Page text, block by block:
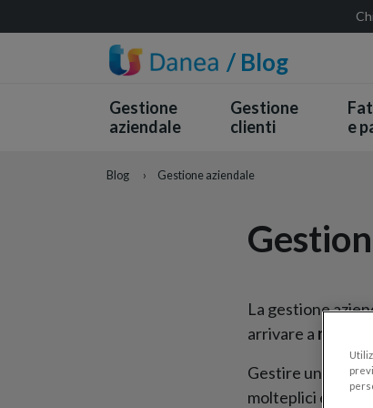
/ Blog
Gestione
aziendale
Gestione
clienti
e
Blog › Gestione aziendale
La gestione
arrivare a
Gestire
molteplici